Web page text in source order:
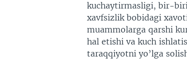
kuchaytirmasligi, bir-
xavfsizlik bobidagi
muammolarga qarshi
hal etishi va kuch
taraqqiyotni yo’lga